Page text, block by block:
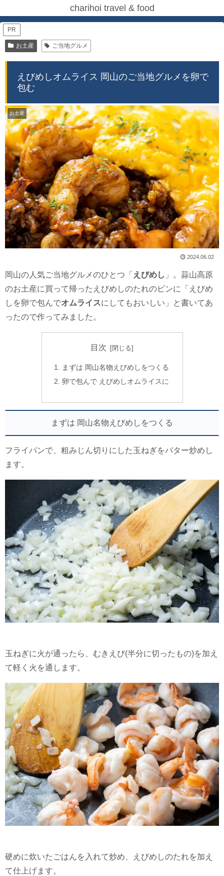
charihoi travel & food
PR
お土産 ご当地グルメ
えびめしオムライス 岡山のご当地グルメを卵で
包む
お土産
2024.06.02
岡山の人気ご当地グルメのひとつ「 えびめし 」。蒜山高原
のお土産に買って帰ったえびめしのたれのビンに「えびめ
しを卵で包んでオムライスにしてもおいしい」と書いてあ
ったので作ってみました。
目次
まずは 岡山名物えびめしをつくる
卵で包んで えびめしオムライスに
まずは 岡山名物えびめしをつくる
フライパンで、粗みじん切りにした玉ねぎをバター炒めし
ます。
玉ねぎに火が通ったら、むきえび(半分に切ったもの)を加え
て軽く火を通します。
硬めに炊いたごはんを入れて炒め、えびめしのたれを加え
て仕上げます。